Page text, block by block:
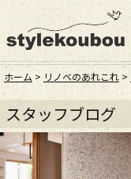
ホーム > リノベのあれこれ >
スタッフブログ